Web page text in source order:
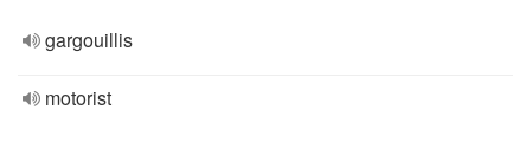
gargouillis
motorist